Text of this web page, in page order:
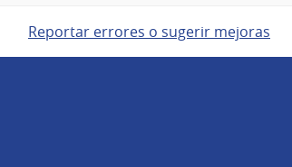
Reportar errores o sugerir mejoras